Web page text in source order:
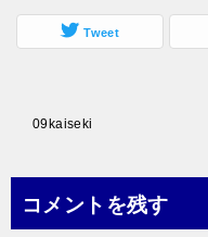
Tweet
ビ
09kaiseki
コメントを残す